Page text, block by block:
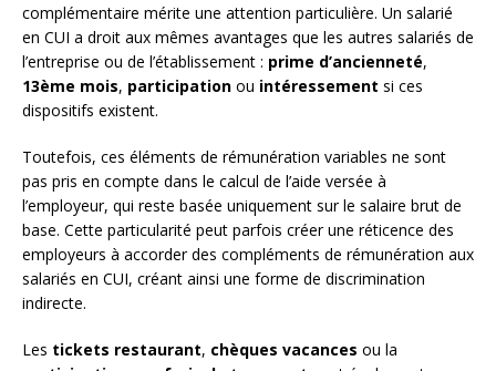
complémentaire mérite une attention particulière. Un salarié
en CUI a droit aux mêmes avantages que les autres salariés de
l’entreprise ou de l’établissement : prime d’ancienneté,
13ème mois, participation ou intéressement si ces
dispositifs existent.
Toutefois, ces éléments de rémunération variables ne sont
pas pris en compte dans le calcul de l’aide versée à
l’employeur, qui reste basée uniquement sur le salaire brut de
base. Cette particularité peut parfois créer une réticence des
employeurs à accorder des compléments de rémunération aux
salariés en CUI, créant ainsi une forme de discrimination
indirecte.
Les tickets restaurant, chèques vacances ou la